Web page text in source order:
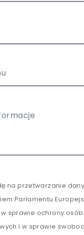
na przetwarzanie
Parlamentu
w sprawie ochrony
i w sprawie